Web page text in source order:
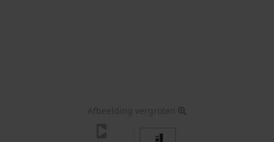
Afbeelding vergroten